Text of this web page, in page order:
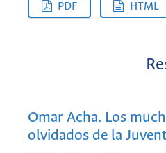
PDF HTML
Omar Acha. Los
olvidados de la